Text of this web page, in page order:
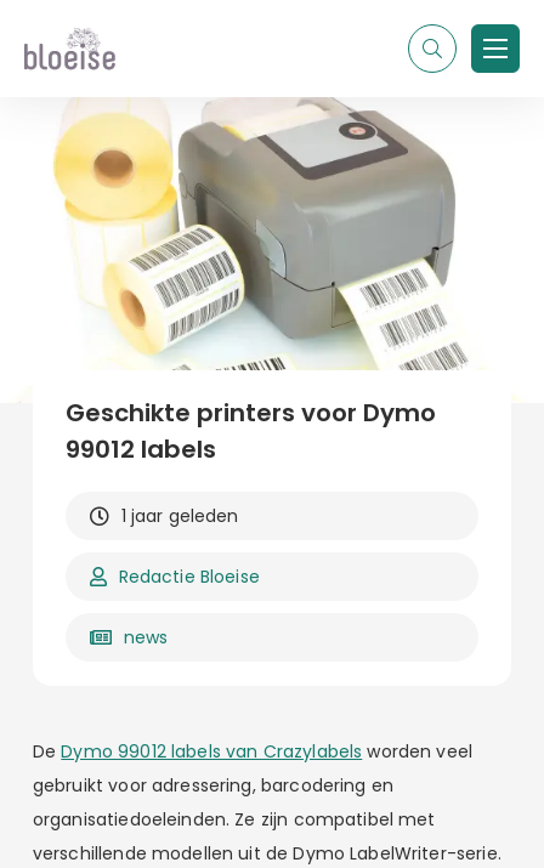
Contentmarketing
Online marketing
Branches
Marketing
Alle soorten artikelen
Alle topics
Geschikte printers voor Dymo
99012 labels
1 jaar geleden
Redactie Bloeise
news
DeDymo 99012 labels van Crazylabels worden veel
gebruikt voor adressering, barcodering en
organisatiedoeleinden. Ze zijn compatibel met
verschillende modellen uit de Dymo LabelWriter-serie.